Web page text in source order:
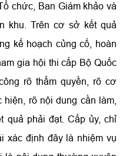
chức, Ban Giám khảo và
khu. Trên cơ sở kết quả
kế hoạch củng cố, hoàn
gia hội thi cấp Bộ Quốc
rõ thẩm quyền, rõ cơ
rõ nội dung cần làm,
quả phải đạt. Cấp ủy, chỉ
xác định đây là nhiệm vụ